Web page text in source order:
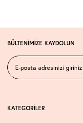
BÜLTENİMİZE KAYDOLUN
KATEGORİLER